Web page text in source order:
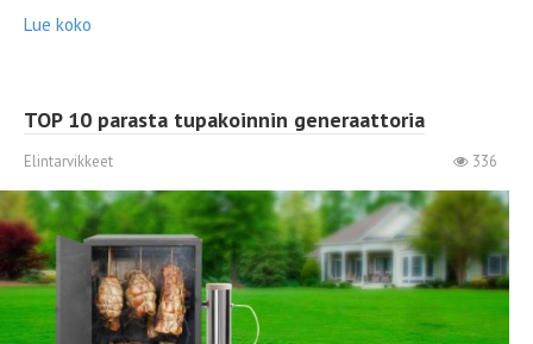
Lue koko
TOP 10 parasta tupakoinnin generaattoria
Elintarvikkeet 336